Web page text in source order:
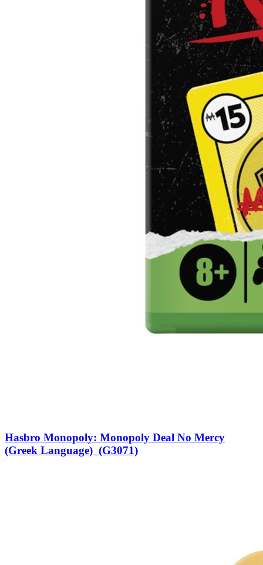
Hasbro Monopoly: Monopoly Deal No Mercy
(Greek Language) (G3071)